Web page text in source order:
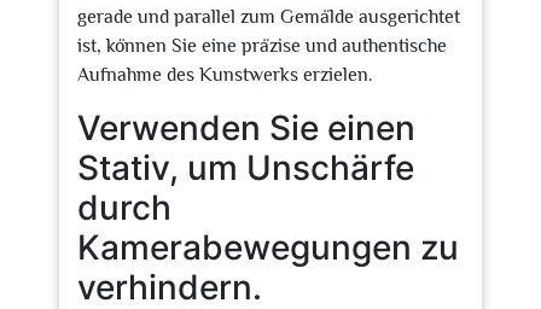
gerade und parallel zum Gemälde ausgerichtet
ist, können Sie eine präzise und authentische
Aufnahme des Kunstwerks erzielen.
Verwenden Sie einen
Stativ, um Unschärfe
durch
Kamerabewegungen zu
verhindern.